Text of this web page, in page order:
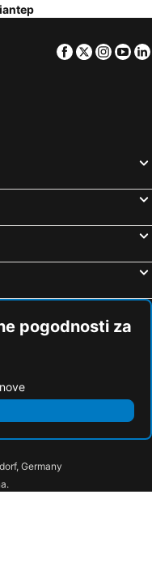
Facebook
Twitter
pogodnosti za
Germany